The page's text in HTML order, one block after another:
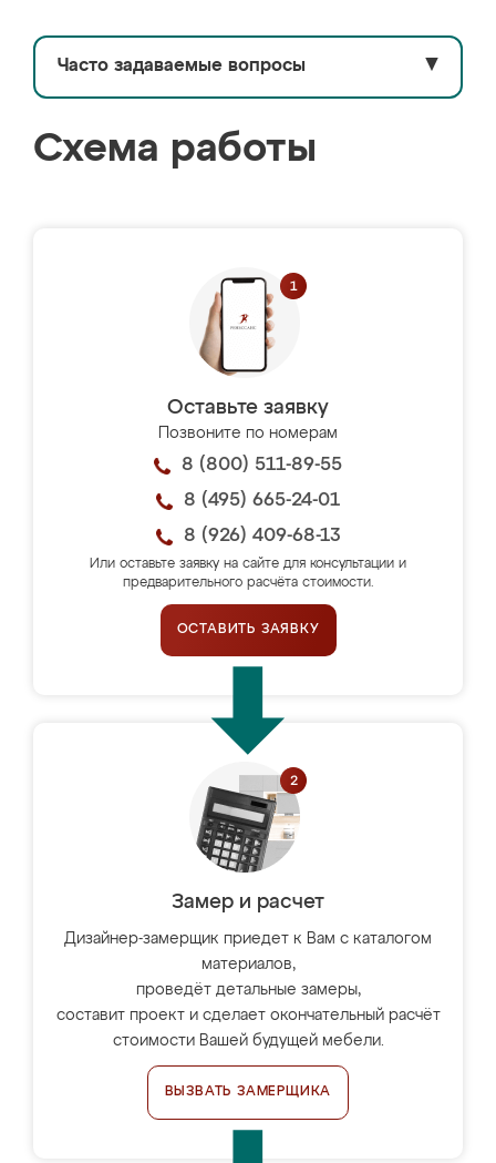
Часто задаваемые вопросы ▼
Схема работы
Оставьте заявку
Позвоните по номерам
8 (800) 511-89-55
8 (495) 665-24-01
8 (926) 409-68-13
Или оставьте заявку на сайте для консультации и
предварительного расчёта стоимости.
ОСТАВИТЬ ЗАЯВКУ
Замер и расчет
Дизайнер-замерщик приедет к Вам с каталогом
материалов,
проведёт детальные замеры,
составит проект и сделает окончательный расчёт
стоимости Вашей будущей мебели.
ВЫЗВАТЬ ЗАМЕРЩИКА